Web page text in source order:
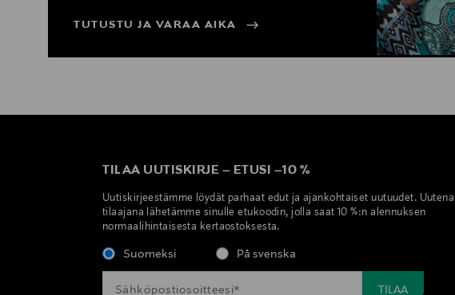
TUTUSTU JA VARAA AIKA
TILAA UUTISKIRJE – ETUSI –10 %
Uutiskirjeestämme löydät parhaat edut ja ajankohtaiset uutuudet. Uutena
tilaajana lähetämme sinulle etukoodin, jolla saat 10 %:n alennuksen
normaalihintaisesta kertaostoksesta.
Suomeksi På svenska